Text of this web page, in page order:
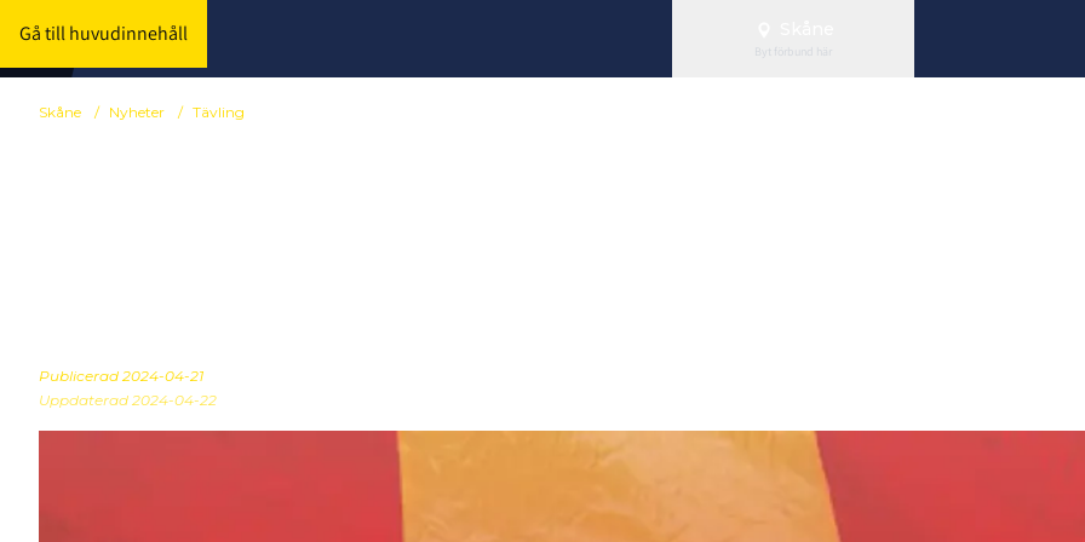
Gå till huvudinnehåll
Byt förbund här
Skåne / Nyheter / Tävling
Publicerad 2024-04-21
Uppdaterad 2024-04-22